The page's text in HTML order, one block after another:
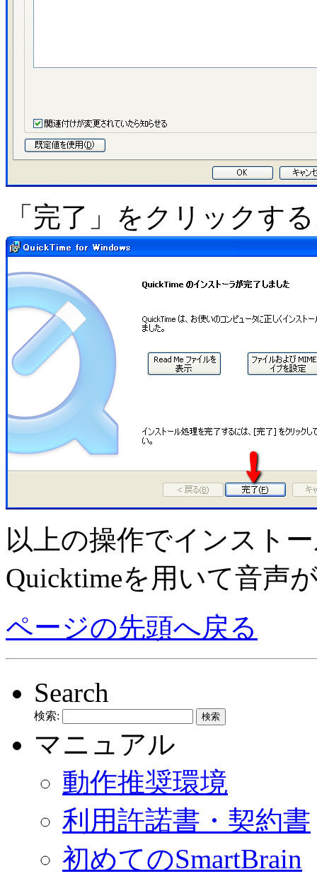
「完了」をクリックす
以上の操作でインスト
Quicktimeを用いて音声
ページの先頭へ戻る
Search
検索:
マニュアル
動作推奨環境
利用許諾書・契約書
初めてのSmartBrain